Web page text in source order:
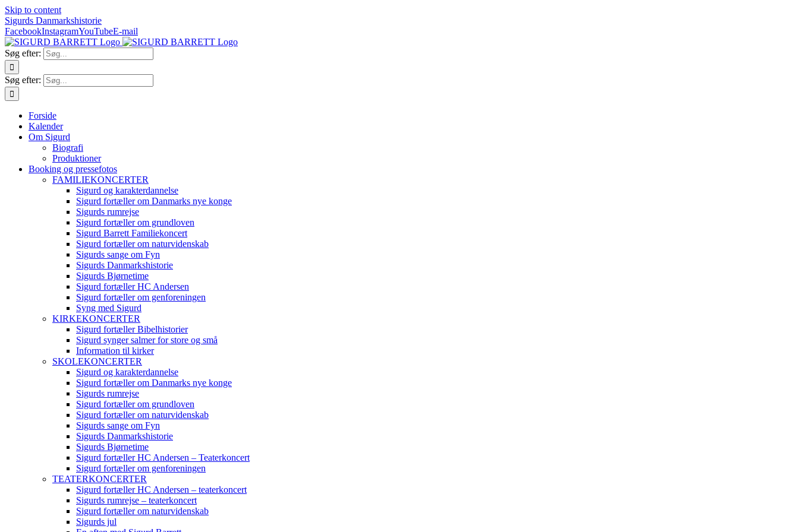
Skip to content
Sigurds Danmarkshistorie
FacebookInstagramYouTubeE-mail
Søg efter:
Søg efter:
Forside
Kalender
Om Sigurd
Biografi
Produktioner
Booking og pressefotos
FAMILIEKONCERTER
Sigurd og karakterdannelse
Sigurd fortæller om Danmarks nye konge
Sigurds rumrejse
Sigurd fortæller om grundloven
Sigurd Barrett Familiekoncert
Sigurd fortæller om naturvidenskab
Sigurds sange om Fyn
Sigurds Danmarkshistorie
Sigurds Bjørnetime
Sigurd fortæller HC Andersen
Sigurd fortæller om genforeningen
Syng med Sigurd
KIRKEKONCERTER
Sigurd fortæller Bibelhistorier
Sigurd synger salmer for store og små
Information til kirker
SKOLEKONCERTER
Sigurd og karakterdannelse
Sigurd fortæller om Danmarks nye konge
Sigurds rumrejse
Sigurd fortæller om grundloven
Sigurd fortæller om naturvidenskab
Sigurds sange om Fyn
Sigurds Danmarkshistorie
Sigurds Bjørnetime
Sigurd fortæller HC Andersen – Teaterkoncert
Sigurd fortæller om genforeningen
TEATERKONCERTER
Sigurd fortæller HC Andersen – teaterkoncert
Sigurds rumrejse – teaterkoncert
Sigurd fortæller om naturvidenskab
Sigurds jul